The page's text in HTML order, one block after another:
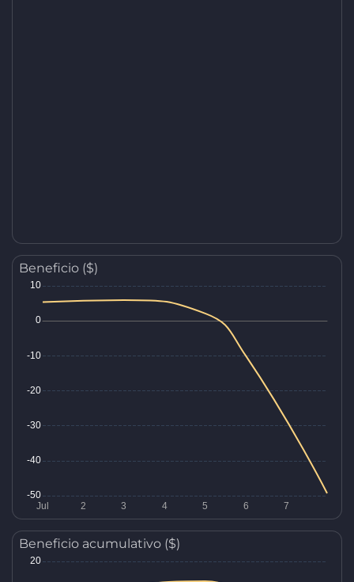
Beneficio ($)
Beneficio acumulativo ($)